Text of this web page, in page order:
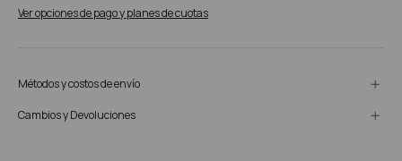
Ver opciones de pago y planes de cuotas
Métodos y costos de envío
Cambios y Devoluciones